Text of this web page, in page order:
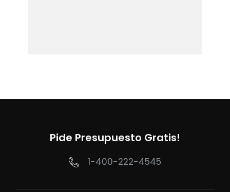
Pide Presupuesto Gratis!
1-400-222-4545